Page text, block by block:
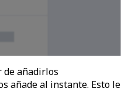
de añadirlos
añade al instante. Esto le